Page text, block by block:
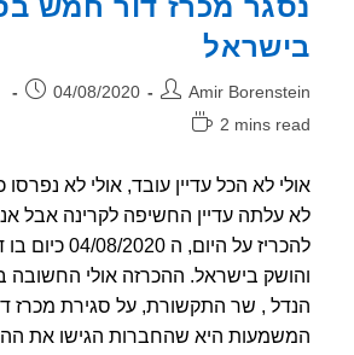
בנושא:
5G
(אנטנות
סלולריות
5)
–
מכרז דור חמש
Amir פורסם:
04/08/2020 קטגוריה:
דור
2 mins
לא הכל עדיין עובד, אולי לא נפרסו כל
עלתה עדיין החשיפה לקרינה אבל אני
להכריז על היום, ה 04/08/2020 כיום
בישראל. ההכרזה אולי החשובה ביותר
, שר התקשורת, על סגירת מכרז דור חמש
היא שהחברות הגישו את ההצעות